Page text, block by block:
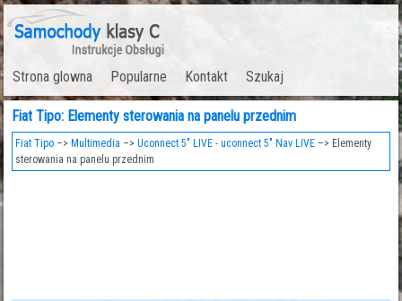
Strona glowna Popularne Kontakt Szukaj
Fiat Tipo: Elementy sterowania na panelu przednim
Fiat Tipo –> Multimedia –>Uconnect 5" LIVE - uconnect 5" Nav LIVE –> Elementy
sterowania na panelu przednim